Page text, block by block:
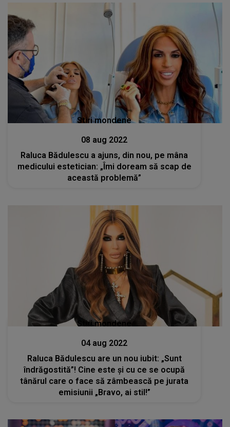
Stiri mondene
08 aug 2022
Raluca Bădulescu a ajuns, din nou, pe mâna
medicului estetician: „Îmi doream să scap de
această problemă”
Stiri mondene
04 aug 2022
Raluca Bădulescu are un nou iubit: „Sunt
îndrăgostită”! Cine este și cu ce se ocupă
tânărul care o face să zâmbească pe jurata
emisiunii „Bravo, ai stil!”